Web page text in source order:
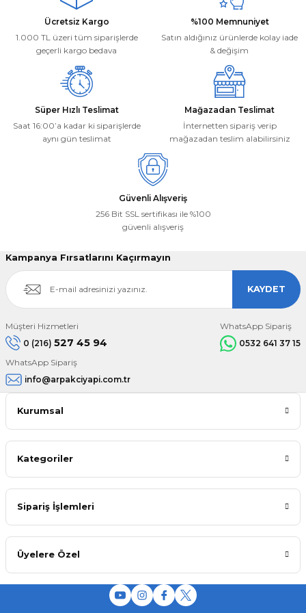
Ürün bilgilerinde hatalar bulunuyor.
Ürün fiyatı diğer sitelerden daha pahalı.
Bu ürüne benzer farklı alternatifler olmalı.
Deneyimini Paylaş
Ücretsiz Kargo
1.000 TL üzeri tüm siparişlerde
geçerli kargo bedava
%100 Memnuniyet
Satın aldığınız ürünlerde kolay iade
& değişim
Süper Hızlı Teslimat
Saat 16:00’a kadar ki siparişlerde
aynı gün teslimat
Mağazadan Teslimat
İnternetten sipariş verip
mağazadan teslim alabilirsiniz
Güvenli Alışveriş
256 Bit SSL sertifikası ile %100
güvenli alışveriş
Kampanya Fırsatlarını Kaçırmayın
KAYDET
Müşteri Hizmetleri
0 (216) 527 45 94
WhatsApp Sipariş
0532 641 37 15
WhatsApp Sipariş
info@arpakciyapi.com.tr
Kurumsal
Kategoriler
Sipariş İşlemleri
Üyelere Özel